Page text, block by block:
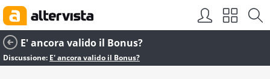
E' ancora valido il Bonus?
Discussione: E' ancora valido il Bonus?